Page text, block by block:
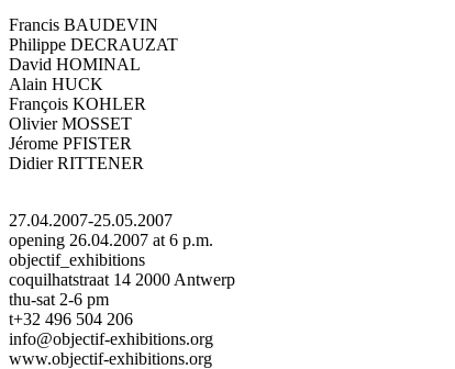
Francis BAUDEVIN
Philippe DECRAUZAT
David HOMINAL
Alain HUCK
François KOHLER
Olivier MOSSET
Jérome PFISTER
Didier RITTENER
27.04.2007-25.05.2007
opening 26.04.2007 at 6 p.m.
objectif_exhibitions
coquilhatstraat 14 2000 Antwerp
thu-sat 2-6 pm
t+32 496 504 206
info@objectif-exhibitions.org
www.objectif-exhibitions.org